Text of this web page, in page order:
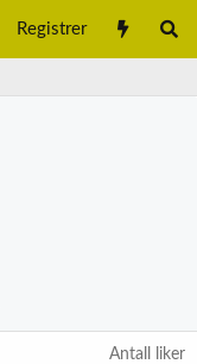
Registrer
Antall liker